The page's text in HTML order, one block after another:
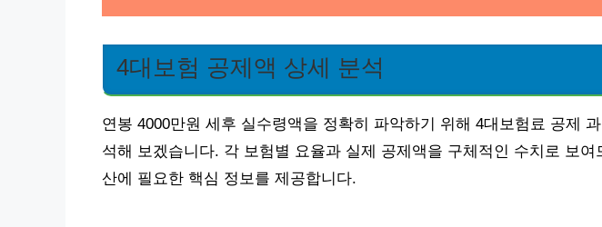
4대보험 공제액 상세 분석
연봉 4000만원 세후 실수령액을 정확히 파악하기 위해 4대보험료 공제
석해 보겠습니다. 각 보험별 요율과 실제 공제액을 구체적인 수치로 보여
산에 필요한 핵심 정보를 제공합니다.